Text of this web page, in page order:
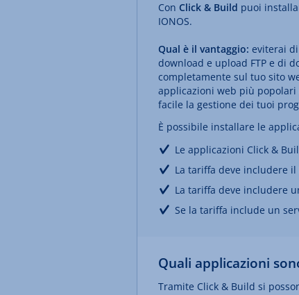
Con Click & Build puoi
IONOS.
Qual è il vantaggio: eviterai
download e upload FTP e di
completamente sul tuo sito
applicazioni web più
facile la gestione dei tuoi
È possibile installare le
Le applicazioni Click &
La tariffa deve includere il
La tariffa deve includere
Se la tariffa include un
Quali applicazioni
Tramite Click & Build si